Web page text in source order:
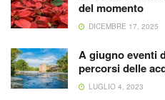
del momento
DICEMBRE 17, 2025
A giugno eventi
percorsi delle
LUGLIO 4, 2023